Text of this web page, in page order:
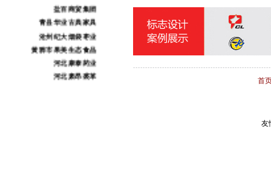
盐百商贸集团
青县华业古典家具
沧州纪大烟袋枣业
黄骅市果美生态食品
河北康泰药业
河北肃昂裘革
首
友